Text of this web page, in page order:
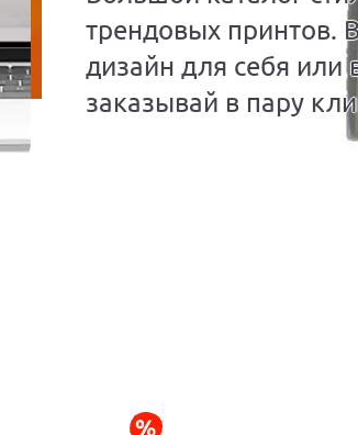
трендовых принтов.
дизайн для себя или
заказывай в пару